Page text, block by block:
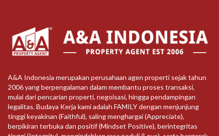
A&A Indonesia merupakan perusahaan agen properti sejak tahun
2006 yang berpengalaman dalam membantu proses transaksi,
mulai dari pencarian properti, negoisasi, hingga pendampingan
legalitas. Budaya Kerja kami adalah FAMILY dengan menjunjung
tinggi keyakinan (Faithful), saling menghargai (Appreciate),
berpikiran terbuka dan positif (Mindset Positive), berintegritas